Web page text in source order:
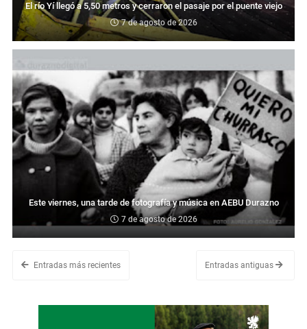
El río Yí llegó a 5,50 metros y cerraron el pasaje por el puente viejo
7 de agosto de 2026
Este viernes, una tarde de fotografía y música en AEBU Durazno
7 de agosto de 2026
Entradas más recientes Entradas antiguas